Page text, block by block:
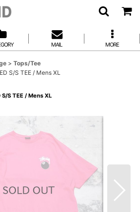
MAIL MORE
> Tops/Tee
S/S TEE / Mens XL
S/S TEE / Mens XL